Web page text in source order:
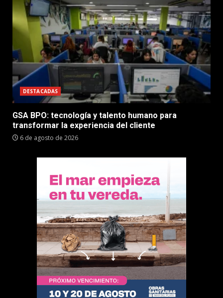
DESTACADAS
GSA BPO: tecnología y talento humano para
transformar la experiencia del cliente
6 de agosto de 2026